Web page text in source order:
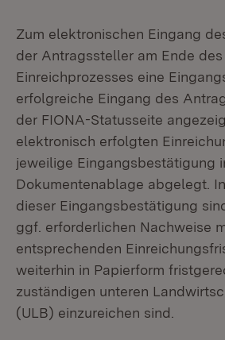
Zum elektronischen Eingang
der Antragssteller am Ende des
Einreichprozesses eine
erfolgreiche Eingang des
der FIONA-Statusseite
elektronisch erfolgten
jeweilige Eingangsbestätigung
Dokumentenablage abgelegt.
dieser Eingangsbestätigung
ggf. erforderlichen Nachweise
entsprechenden
weiterhin in Papierform
zuständigen unteren
(ULB) einzureichen sind.